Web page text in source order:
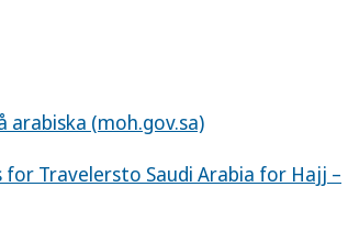
(moh.gov.sa)
Travelersto Saudi Arabia for Hajj –